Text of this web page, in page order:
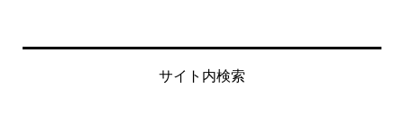
サイト内検索